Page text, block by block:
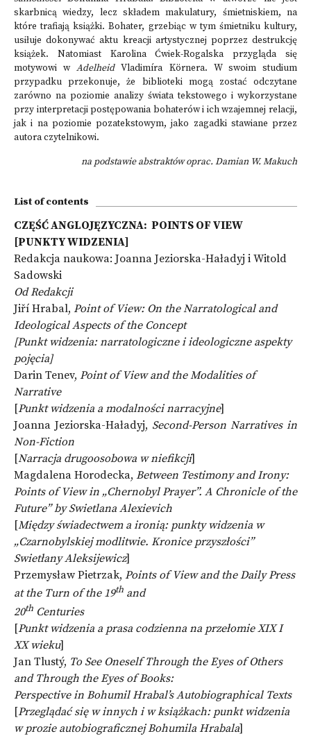
skarbnicą wiedzy, lecz składem makulatury, śmietniskiem, na
które trafiają książki. Bohater, grzebiąc w tym śmietniku kultury,
usiłuje dokonywać aktu kreacji artystycznej poprzez destrukcję
książek. Natomiast Karolina Ćwiek-Rogalska przygląda się
motywowi wAdelheidVladimíra Körnera. W swoim studium
przypadku przekonuje, że biblioteki mogą zostać odczytane
zarówno na poziomie analizy świata tekstowego i wykorzystane
przy interpretacji postępowania bohaterów i ich wzajemnej relacji,
jak i na poziomie pozatekstowym, jako zagadki stawiane przez
autora czytelnikowi.
na podstawie abstraktów oprac. Damian W. Makuch
List of contents
CZĘŚĆ ANGLOJĘZYCZNA: POINTS OF VIEW
[PUNKTY WIDZENIA]
Redakcja naukowa: Joanna Jeziorska-Haładyj i Witold
Sadowski
Od Redakcji
Jiří Hrabal, Point of View: On the Narratological and
Ideological Aspects of the Concept
[Punkt widzenia: narratologiczne i ideologiczne aspekty
pojęcia]
Darin Tenev, Point of View and the Modalities of
Narrative
[Punkt widzenia a modalności narracyjne]
Joanna Jeziorska-Haładyj, Second-Person Narratives in
Non-Fiction
[Narracja drugoosobowa w niefikcji]
Magdalena Horodecka, Between Testimony and Irony:
Points of View in „Chernobyl Prayer”. A Chronicle of the
Future”by Swietlana Alexievich
[Między świadectwem a ironią: punkty widzenia w
„Czarnobylskiej modlitwie. Kronice przyszłości”
Swietłany Aleksijewicz]
Przemysław Pietrzak, Points of View and the Daily Press
at the Turn of the 19th and
20th Centuries
[Punkt widzenia a prasa codzienna na przełomie XIX I
XX wieku]
Jan Tlustý, To See Oneself Through the Eyes of Others
and Through the Eyes of Books:
Perspective in Bohumil Hrabal’s Autobiographical Texts
[Przeglądać się w innych i w książkach: punkt widzenia
w prozie autobiograficznej Bohumila Hrabala]